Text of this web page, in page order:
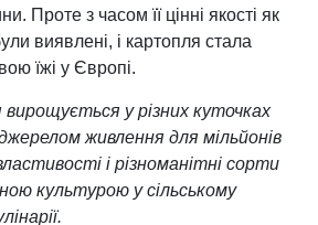
Проте з часом її цінні якості як
виявлені, і картопля стала
їжі у Європі.
у різних куточках
живлення для мільйонів
і різноманітні сорти
культурою у сільському